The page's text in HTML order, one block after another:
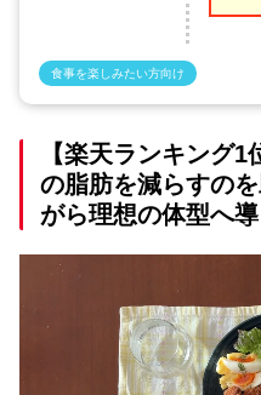
食事を楽しみたい方向け
【楽天ランキング1
の脂肪を減らすの
がら理想の体型へ導